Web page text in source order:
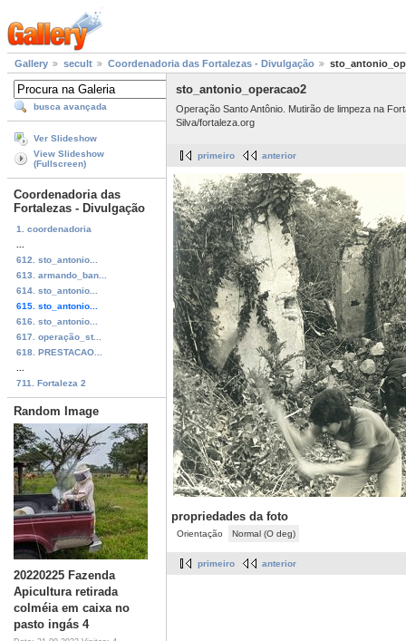
Gallery secult Coordenadoria das Fortalezas - Divulgação
busca avançada
Ver Slideshow
View Slideshow
(Fullscreen)
Coordenadoria das
Fortalezas - Divulgação
1. coordenadoria
612. sto_antonio...
613. armando_ban...
614. sto_antonio...
615. sto_antonio...
616. sto_antonio...
617. operação_st...
618. PRESTACAO...
711. Fortaleza 2
Random Image
20220225 Fazenda
Apicultura retirada
colméia em caixa no
pasto ingás 4
sto_antonio_operacao2
Operação Santo Antônio. Mutirão de limpeza na
Silva/fortaleza.org
primeiro anterior
propriedades da foto
Orientação Normal (O deg)
primeiro anterior